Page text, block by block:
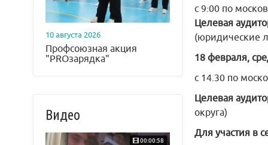
10 августа 2026
Профсоюзная акция
"PROзарядка"
Видео
00:00:58
с 9:00 по
Целевая
(юридические
18 февраля,
с 14.30 по
Целевая
округа)
Для участия в